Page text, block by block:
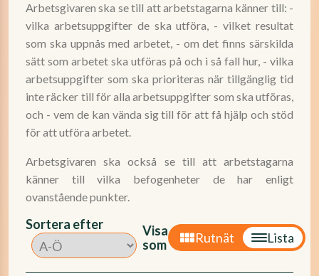
Arbetsgivaren ska se till att arbetstagarna känner till: -
vilka arbetsuppgifter de ska utföra, - vilket resultat
som ska uppnås med arbetet, - om det finns särskilda
sätt som arbetet ska utföras på och i så fall hur, - vilka
arbetsuppgifter som ska prioriteras när tillgänglig tid
inte räcker till för alla arbetsuppgifter som ska utföras,
och - vem de kan vända sig till för att få hjälp och stöd
för att utföra arbetet.
Arbetsgivaren ska också se till att arbetstagarna
känner till vilka befogenheter de har enligt
ovanstående punkter.
Sortera efter
Visa
som
Rutnät Lista